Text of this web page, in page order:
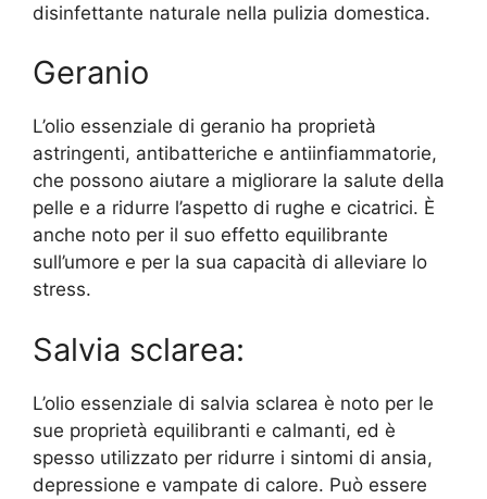
disinfettante naturale nella pulizia domestica.
Geranio
L’olio essenziale di geranio ha proprietà
astringenti, antibatteriche e antiinfiammatorie,
che possono aiutare a migliorare la salute della
pelle e a ridurre l’aspetto di rughe e cicatrici. È
anche noto per il suo effetto equilibrante
sull’umore e per la sua capacità di alleviare lo
stress.
Salvia sclarea:
L’olio essenziale di salvia sclarea è noto per le
sue proprietà equilibranti e calmanti, ed è
spesso utilizzato per ridurre i sintomi di ansia,
depressione e vampate di calore. Può essere